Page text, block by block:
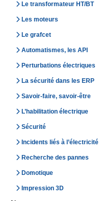
Le transformateur HT/BT
Les moteurs
Le grafcet
Automatismes, les API
Perturbations électriques
La sécurité dans les ERP
Savoir-faire, savoir-être
L’habilitation électrique
Sécurité
Incidents liés à l’électricité
Recherche des pannes
Domotique
Impression 3D